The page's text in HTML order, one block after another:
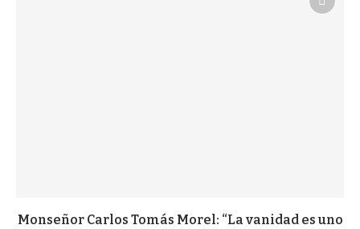
Monseñor Carlos Tomás Morel: “La vanidad es uno